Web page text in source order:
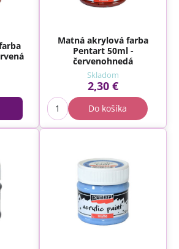
Matná akrylová farba
Pentart 50ml -
červenohnedá
Skladom
2,30 €
Do košíka